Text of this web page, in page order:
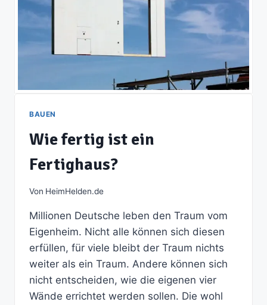
BAUEN
Wie fertig ist ein
Fertighaus?
Von HeimHelden.de
Millionen Deutsche leben den Traum vom
Eigenheim. Nicht alle können sich diesen
erfüllen, für viele bleibt der Traum nichts
weiter als ein Traum. Andere können sich
nicht entscheiden, wie die eigenen vier
Wände errichtet werden sollen. Die wohl